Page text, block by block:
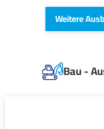
Weitere
Bau -